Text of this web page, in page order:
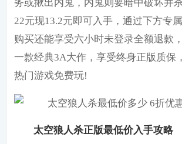
务或揪出内鬼，内鬼则要暗中破坏并
22元现13.2元即可入手，通过下方专
购买还能享受六小时未登录全额退款
一款经典3A大作，享受终身正版质保
热门游戏免费玩!
太空狼人杀正版最低价入手攻略